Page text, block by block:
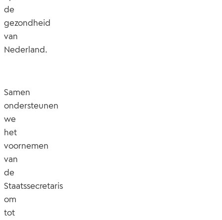
de
gezondheid
van
Nederland.
Samen
ondersteunen
we
het
voornemen
van
de
Staatssecretaris
om
tot